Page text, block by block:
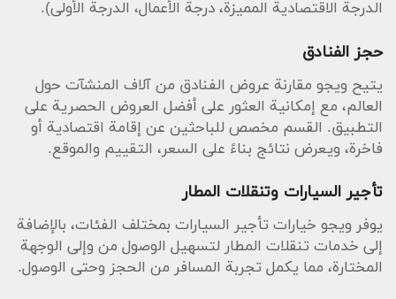
الدرجة الاقتصادية المميزة، درجة الأعمال، الدرجة الأولى).
حجز الفنادق
يتيح ويجو مقارنة عروض الفنادق من آلاف المنشآت حول
العالم، مع إمكانية العثور على أفضل العروض الحصرية على
التطبيق. القسم مخصص للباحثين عن إقامة اقتصادية أو
فاخرة، ويعرض نتائج بناءً على السعر، التقييم والموقع.
تأجير السيارات وتنقلات المطار
يوفر ويجو خيارات تأجير السيارات بمختلف الفئات، بالإضافة
إلى خدمات تنقلات المطار لتسهيل الوصول من وإلى الوجهة
المختارة، مما يكمل تجربة المسافر من الحجز وحتى الوصول.